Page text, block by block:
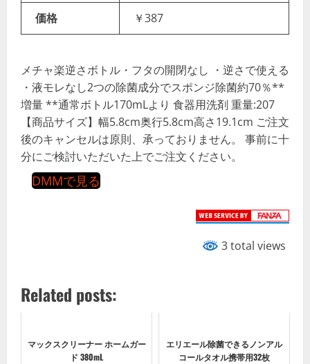
価格 ￥387
メチャ楽逆さボトル・フタの開閉なし ・逆さで使える
・液モレなし2つの除菌成分でスポンジ除菌約70％**
増量 **通常ボトル170mLより 食器用洗剤 重量:207
【商品サイズ】幅5.8cm奥行5.8cm高さ19.1cm ご注文
後のキャンセルは原則、承っておりません。 事前に十
分にご検討いただいた上でご注文ください。
DMMで見る
3 total views
Related posts:
マックスクリーナー ホームガー
ド 380mL
エリエール除菌できるノンアル
コールタオル携帯用32枚